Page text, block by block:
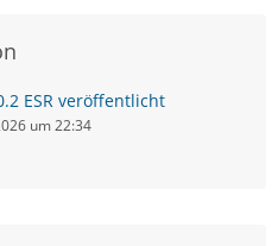
ESR veröffentlicht
um 22:34